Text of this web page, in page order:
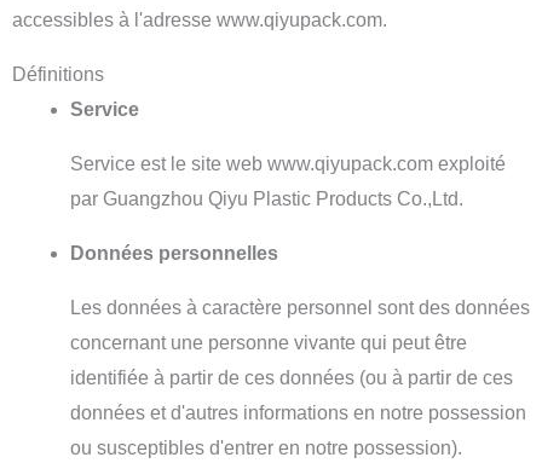
accessibles à l'adresse www.qiyupack.com.
Définitions
Service
Service est le site web www.qiyupack.com exploité
par Guangzhou Qiyu Plastic Products Co.,Ltd.
Données personnelles
Les données à caractère personnel sont des données
concernant une personne vivante qui peut être
identifiée à partir de ces données (ou à partir de ces
données et d'autres informations en notre possession
ou susceptibles d'entrer en notre possession).